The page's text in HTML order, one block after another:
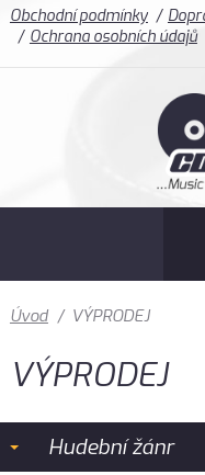
Obchodní podmínky
Ochrana osobních údajů
Úvod / VÝPRODEJ
VÝPRODEJ
Hudební žánr